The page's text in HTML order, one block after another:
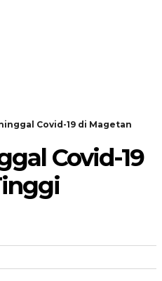
Covid-19 di Magetan
Covid-19